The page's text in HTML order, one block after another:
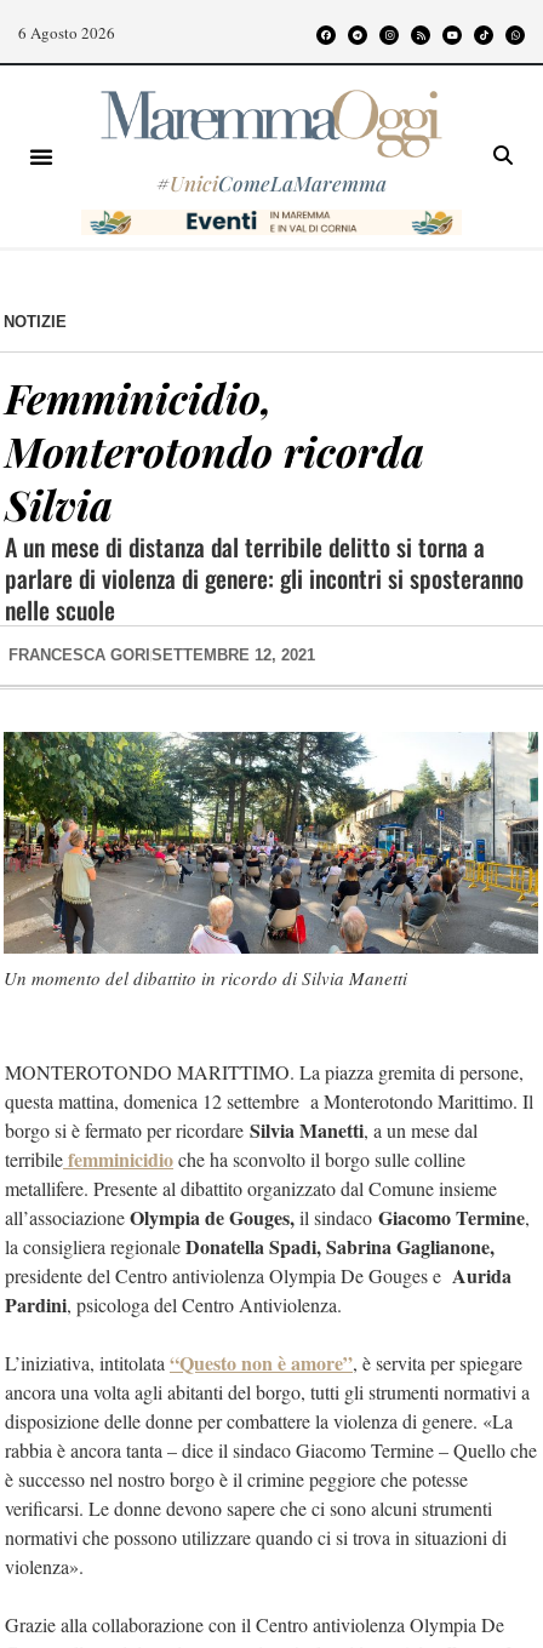
6 Agosto 2026
#UniciComeLaMaremma
NOTIZIE
Femminicidio,
Monterotondo ricorda
Silvia
A un mese di distanza dal terribile delitto si torna a
parlare di violenza di genere: gli incontri si sposteranno
nelle scuole
FRANCESCA GORI SETTEMBRE 12, 2021
Un momento del dibattito in ricordo di Silvia Manetti
MONTEROTONDO MARITTIMO. La piazza gremita di persone,
questa mattina, domenica 12 settembre a Monterotondo Marittimo. Il
borgo si è fermato per ricordare Silvia Manetti, a un mese dal
terribilefemminicidioche ha sconvolto il borgo sulle colline
metallifere. Presente al dibattito organizzato dal Comune insieme
all’associazioneOlympia de Gouges,il sindaco GiacomoTermine,
la consigliera regionaleDonatella Spadi, Sabrina Gaglianone,
presidente del Centro antiviolenza Olympia De Gouges e Aurida
Pardini, psicologa del Centro Antiviolenza.
L’iniziativa, intitolata “Questo non è amore”, è servita per spiegare
ancora una volta agli abitanti del borgo, tutti gli strumenti normativi a
disposizione delle donne per combattere la violenza di genere. «La
rabbia è ancora tanta – dice il sindaco Giacomo Termine – Quello che
è successo nel nostro borgo è il crimine peggiore che potesse
verificarsi. Le donne devono sapere che ci sono alcuni strumenti
normativi che possono utilizzare quando ci si trova in situazioni di
violenza».
Grazie alla collaborazione con il Centro antiviolenza Olympia De